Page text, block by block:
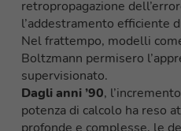
retropropagazione
l’addestramento efficiente
Nel frattempo, modelli
Boltzmann permisero
supervisionato.
Dagli anni ’90,
potenza di calcolo ha reso